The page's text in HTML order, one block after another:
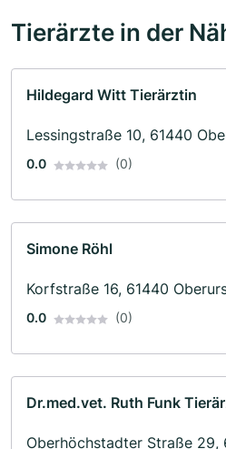
Tierärzte in der
Hildegard Witt Tierärztin
Lessingstraße 10, 61440
0.0 (0)
Simone Röhl
Korfstraße 16, 61440
0.0 (0)
Dr.med.vet. Ruth Funk
Oberhöchstadter Straße 29,